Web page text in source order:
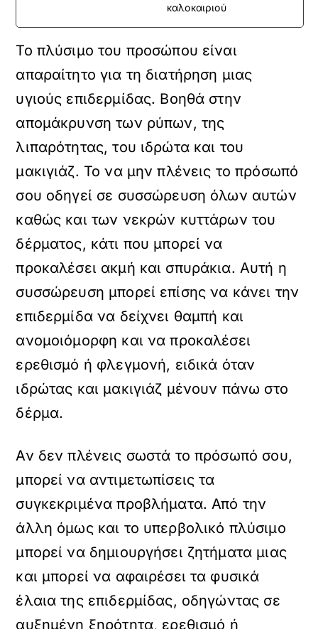
καλοκαιριού
Το πλύσιμο του προσώπου είναι
απαραίτητο για τη διατήρηση μιας
υγιούς επιδερμίδας. Βοηθά στην
απομάκρυνση των ρύπων, της
λιπαρότητας, του ιδρώτα και του
μακιγιάζ. Το να μην πλένεις το πρόσωπό
σου οδηγεί σε συσσώρευση όλων αυτών
καθώς και των νεκρών κυττάρων του
δέρματος, κάτι που μπορεί να
προκαλέσει ακμή και σπυράκια. Αυτή η
συσσώρευση μπορεί επίσης να κάνει την
επιδερμίδα να δείχνει θαμπή και
ανομοιόμορφη και να προκαλέσει
ερεθισμό ή φλεγμονή, ειδικά όταν
ιδρώτας και μακιγιάζ μένουν πάνω στο
δέρμα.
Αν δεν πλένεις σωστά το πρόσωπό σου,
μπορεί να αντιμετωπίσεις τα
συγκεκριμένα προβλήματα. Από την
άλλη όμως και το υπερβολικό πλύσιμο
μπορεί να δημιουργήσει ζητήματα μιας
και μπορεί να αφαιρέσει τα φυσικά
έλαια της επιδερμίδας, οδηγώντας σε
αυξημένη ξηρότητα, ερεθισμό ή